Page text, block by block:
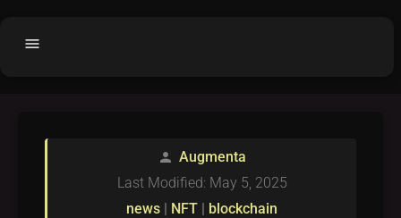
menu
Buy License
person Augmenta
news | NFT | blockchain
Last Modified: May 5, 2025